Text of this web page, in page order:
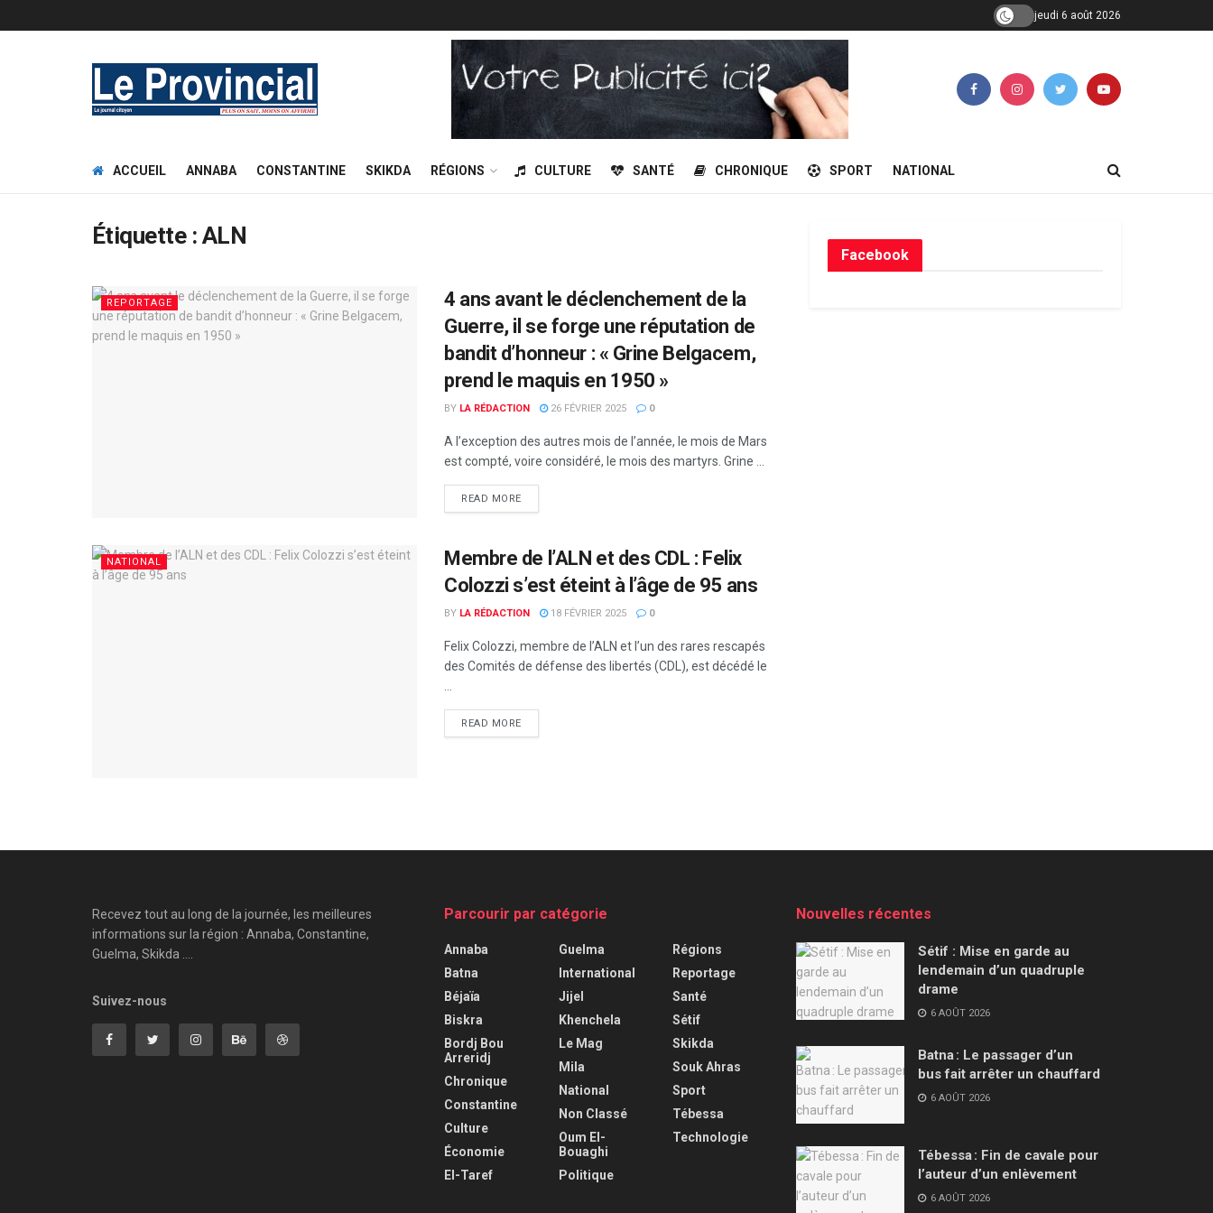
jeudi 6 août 2026
ACCUEIL ANNABA CONSTANTINE SKIKDA RÉGIONS CULTURE SANTÉ CHRONIQUE SPORT NATIONAL
Étiquette : ALN
REPORTAGE
4 ans avant le déclenchement de la
Guerre, il se forge une réputation de
bandit d’honneur : « Grine Belgacem,
prend le maquis en 1950 »
BY LA RÉDACTION 26 FÉVRIER 2025 0
A l’exception des autres mois de l’année, le mois de Mars
est compté, voire considéré, le mois des martyrs. Grine ...
READ MORE
NATIONAL
Membre de l’ALN et des CDL : Felix
Colozzi s’est éteint à l’âge de 95 ans
BY LA RÉDACTION 18 FÉVRIER 2025 0
Felix Colozzi, membre de l’ALN et l’un des rares rescapés
des Comités de défense des libertés (CDL), est décédé le
...
READ MORE
Facebook
Recevez tout au long de la journée, les meilleures
informations sur la région : Annaba, Constantine,
Guelma, Skikda ....
Suivez-nous
Parcourir par catégorie
Annaba
Batna
Béjaïa
Biskra
Bordj Bou
Arreridj
Chronique
Constantine
Culture
Économie
El-Taref
Guelma
International
Jijel
Khenchela
Le Mag
Mila
National
Non Classé
Oum El-
Bouaghi
Politique
Régions
Reportage
Santé
Sétif
Skikda
Souk Ahras
Sport
Tébessa
Technologie
Nouvelles récentes
Sétif : Mise en garde au
lendemain d’un quadruple
drame
6 AOÛT 2026
Batna : Le passager d’un
bus fait arrêter un chauffard
6 AOÛT 2026
Tébessa : Fin de cavale pour
l’auteur d’un enlèvement
6 AOÛT 2026